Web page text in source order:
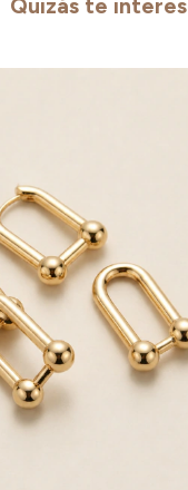
Quizás te